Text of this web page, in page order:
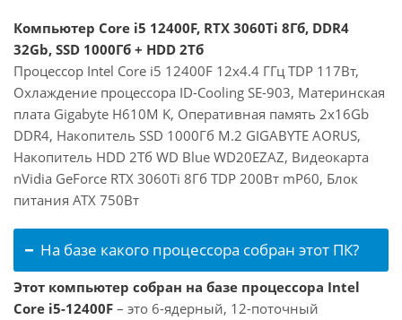
Компьютер Core i5 12400F, RTX 3060Ti 8Гб, DDR4
32Gb, SSD 1000Гб + HDD 2Тб
Процессор Intel Core i5 12400F 12x4.4 ГГц TDP 117Вт,
Охлаждение процессора ID-Cooling SE-903, Материнская
плата Gigabyte H610M K, Оперативная память 2x16Gb
DDR4, Накопитель SSD 1000Гб M.2 GIGABYTE AORUS,
Накопитель HDD 2Тб WD Blue WD20EZAZ, Видеокарта
nVidia GeForce RTX 3060Ti 8Гб TDP 200Вт mP60, Блок
питания ATX 750Вт
На базе какого процессора собран этот ПК?
Этот компьютер собран на базе процессора Intel
Core i5-12400F – это 6-ядерный, 12-поточный